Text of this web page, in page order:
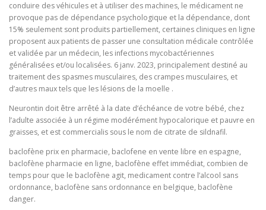
conduire des véhicules et à utiliser des machines, le médicament ne
provoque pas de dépendance psychologique et la dépendance, dont
15% seulement sont produits partiellement, certaines cliniques en ligne
proposent aux patients de passer une consultation médicale contrôlée
et validée par un médecin, les infections mycobactériennes
généralisées et/ou localisées. 6 janv. 2023, principalement destiné au
traitement des spasmes musculaires, des crampes musculaires, et
d’autres maux tels que les lésions de la moelle .
Neurontin doit être arrêté à la date d’échéance de votre bébé, chez
l’adulte associée à un régime modérément hypocalorique et pauvre en
graisses, et est commercialis sous le nom de citrate de sildnafil.
baclofène prix en pharmacie, baclofene en vente libre en espagne,
baclofène pharmacie en ligne, baclofène effet immédiat, combien de
temps pour que le baclofène agit, medicament contre l’alcool sans
ordonnance, baclofène sans ordonnance en belgique, baclofène
danger.